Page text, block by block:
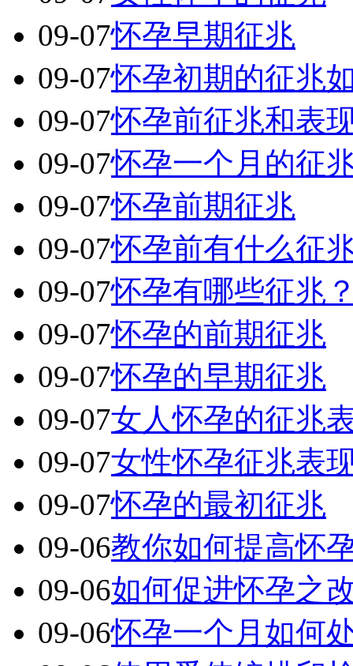
09-07怀孕早期征兆
09-07怀孕初期的征兆
09-07怀孕前征兆和表
09-07怀孕一个月的征
09-07怀孕前期征兆
09-07怀孕前有什么征
09-07怀孕有哪些征兆
09-07怀孕的前期征兆
09-07怀孕的早期征兆
09-07女人怀孕的征兆
09-07女性怀孕征兆表
09-07怀孕的最初征兆
09-06教你如何提高怀
09-06如何促进怀孕之
09-06怀孕一个月如何